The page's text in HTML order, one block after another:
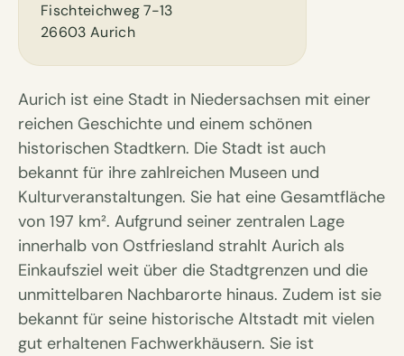
Fischteichweg 7-13
26603 Aurich
Aurich ist eine Stadt in Niedersachsen mit einer
reichen Geschichte und einem schönen
historischen Stadtkern. Die Stadt ist auch
bekannt für ihre zahlreichen Museen und
Kulturveranstaltungen. Sie hat eine Gesamtfläche
von 197 km². Aufgrund seiner zentralen Lage
innerhalb von Ostfriesland strahlt Aurich als
Einkaufsziel weit über die Stadtgrenzen und die
unmittelbaren Nachbarorte hinaus. Zudem ist sie
bekannt für seine historische Altstadt mit vielen
gut erhaltenen Fachwerkhäusern. Sie ist